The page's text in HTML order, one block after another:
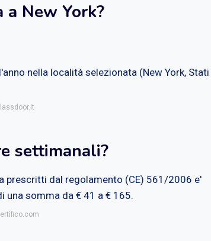
a New York?
nella località selezionata (New York, Stati
settimanali?
prescritti dal regolamento (CE) 561/2006 e'
somma da € 41 a € 165.